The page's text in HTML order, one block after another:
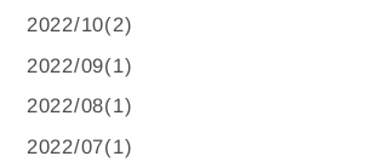
2022/10(2)
2022/09(1)
2022/08(1)
2022/07(1)